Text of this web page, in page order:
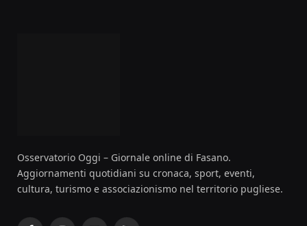
Osservatorio Oggi – Giornale online di Fasano.
Aggiornamenti quotidiani su cronaca, sport, eventi,
cultura, turismo e associazionismo nel territorio pugliese.